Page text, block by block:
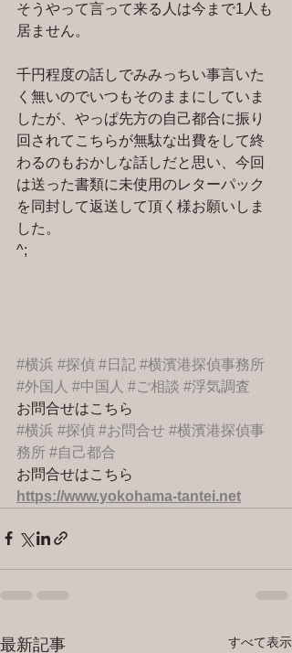
そうやって言って来る人は今まで1人も
居ません。
千円程度の話しでみみっちい事言いた
く無いのでいつもそのままにしていま
したが、やっぱ先方の自己都合に振り
回されてこちらが無駄な出費をして終
わるのもおかしな話しだと思い、今回
は送った書類に未使用のレターパック
を同封して返送して頂く様お願いしま
した。
^;
#横浜 #探偵 #日記 #横濱港探偵事務所
#外国人 #中国人 #ご相談 #浮気調査
お問合せはこちら
#横浜 #探偵 #お問合せ #横濱港探偵事
務所 #自己都合
お問合せはこちら
https://www.yokohama-tantei.net
最新記事 すべて表示